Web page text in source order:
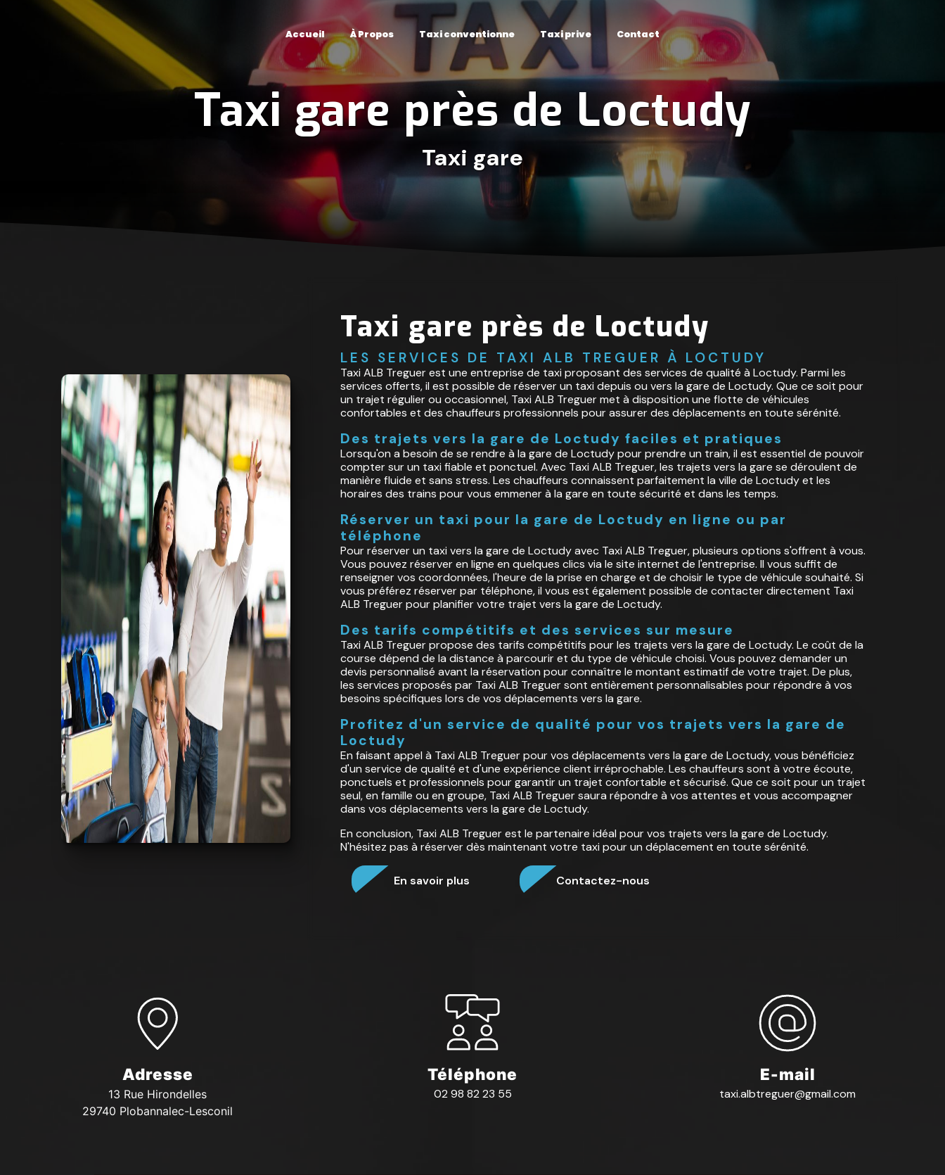
Accueil À Propos Taxi conventionne Taxi prive Contact
Taxi gare près de Loctudy
Taxi gare
Taxi gare près de Loctudy
LES SERVICES DE TAXI ALB TREGUER À LOCTUDY
Taxi ALB Treguer est une entreprise de taxi proposant des services de qualité à Loctudy. Parmi les
services offerts, il est possible de réserver un taxi depuis ou vers la gare de Loctudy. Que ce soit pour
un trajet régulier ou occasionnel, Taxi ALB Treguer met à disposition une flotte de véhicules
confortables et des chauffeurs professionnels pour assurer des déplacements en toute sérénité.
Des trajets vers la gare de Loctudy faciles et pratiques
Lorsqu'on a besoin de se rendre à la gare de Loctudy pour prendre un train, il est essentiel de pouvoir
compter sur un taxi fiable et ponctuel. Avec Taxi ALB Treguer, les trajets vers la gare se déroulent de
manière fluide et sans stress. Les chauffeurs connaissent parfaitement la ville de Loctudy et les
horaires des trains pour vous emmener à la gare en toute sécurité et dans les temps.
Réserver un taxi pour la gare de Loctudy en ligne ou par
téléphone
Pour réserver un taxi vers la gare de Loctudy avec Taxi ALB Treguer, plusieurs options s'offrent à vous.
Vous pouvez réserver en ligne en quelques clics via le site internet de l'entreprise. Il vous suffit de
renseigner vos coordonnées, l'heure de la prise en charge et de choisir le type de véhicule souhaité. Si
vous préférez réserver par téléphone, il vous est également possible de contacter directement Taxi
ALB Treguer pour planifier votre trajet vers la gare de Loctudy.
Des tarifs compétitifs et des services sur mesure
Taxi ALB Treguer propose des tarifs compétitifs pour les trajets vers la gare de Loctudy. Le coût de la
course dépend de la distance à parcourir et du type de véhicule choisi. Vous pouvez demander un
devis personnalisé avant la réservation pour connaître le montant estimatif de votre trajet. De plus,
les services proposés par Taxi ALB Treguer sont entièrement personnalisables pour répondre à vos
besoins spécifiques lors de vos déplacements vers la gare.
Profitez d'un service de qualité pour vos trajets vers la gare de
Loctudy
En faisant appel à Taxi ALB Treguer pour vos déplacements vers la gare de Loctudy, vous bénéficiez
d'un service de qualité et d'une expérience client irréprochable. Les chauffeurs sont à votre écoute,
ponctuels et professionnels pour garantir un trajet confortable et sécurisé. Que ce soit pour un trajet
seul, en famille ou en groupe, Taxi ALB Treguer saura répondre à vos attentes et vous accompagner
dans vos déplacements vers la gare de Loctudy.
En conclusion, Taxi ALB Treguer est le partenaire idéal pour vos trajets vers la gare de Loctudy.
N'hésitez pas à réserver dès maintenant votre taxi pour un déplacement en toute sérénité.
En savoir plus Contactez-nous
Adresse
13 Rue Hirondelles
29740 Plobannalec-Lesconil
Téléphone
02 98 82 23 55
E-mail
taxi.albtreguer@gmail.com
Panneau de gestion des cookies